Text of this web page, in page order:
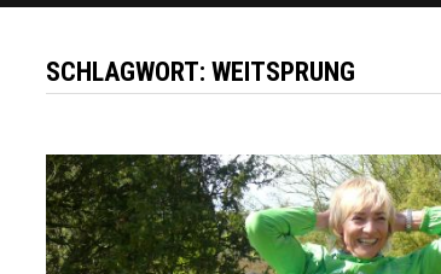
SCHLAGWORT:WEITSPRUNG